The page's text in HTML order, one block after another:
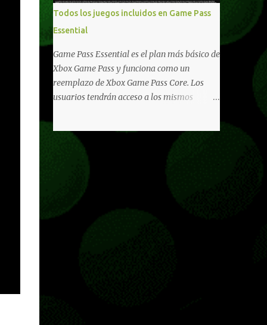
libertad de juego. Uno de los aspectos más
importantes de Last Rites es la gran
cantidad de opciones de personalización
incorporadas. Ahora es posible ocultar más
elementos de la interfaz, incluyendo las
trayectorias de lanzamiento de granadas y
el resaltado de objetos interactivos, además
asociados cuando la interfaz está oculta.
También se añaden los llamados
"Parámetros Ghost" , que permiten activar
la recarga táctica, limitar el número de
Todos los juegos incluidos en Game Pass
Essential
Game Pass Essential es el plan más básico de
Xbox Game Pass y funciona como un
reemplazo de Xbox Game Pass Core. Los
usuarios tendrán acceso a los mismos
conocían, así como también otras ventajas
adicionales que fueron anunciados
recientemente. Essential incluirá como
Xbox y PC, que van desde skins, desbloqueo
de personajes, paquetes de armas hasta
emotes, monedas virtuales y más para
diferentes títulos. Todas estas ventajas se